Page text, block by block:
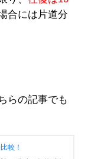
合には片道分
らの記事でも
較！